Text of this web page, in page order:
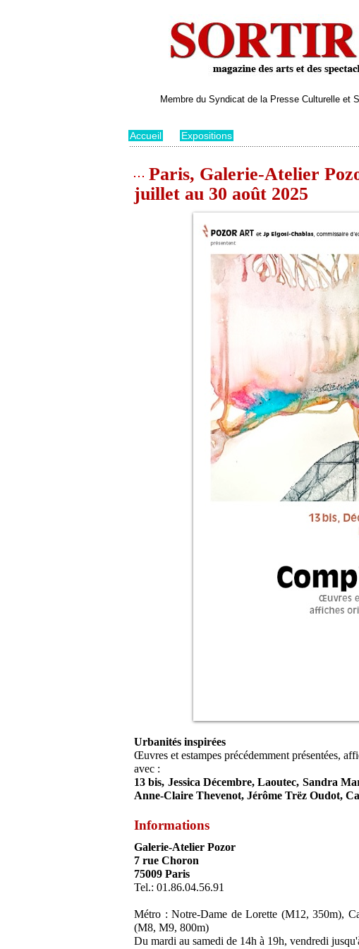
Membre du Syndicat de la Presse Culturelle et
Accueil Expositions
Paris, Galerie-Atelier
juillet au 30 août 2025
Urbanités inspirées
Œuvres et estampes précédemment présentées,
avec :
13 bis, Jessica Décembre, Laoutec, Sandra
Anne-Claire Thevenot, Jérôme Trëz Oudot,
Informations
Galerie-Atelier Pozor
7 rue Choron
75009 Paris
Tel.: ‭01.86.04.56.91‬
Métro : Notre-Dame de Lorette (M12, 350m),
(M8, M9, 800m)
Du mardi au samedi de 14h à 19h, vendredi